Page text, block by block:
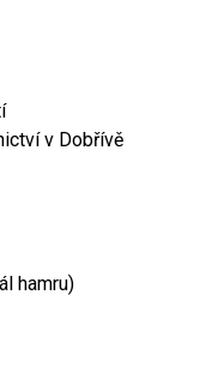
v Dobřívě
hamru)